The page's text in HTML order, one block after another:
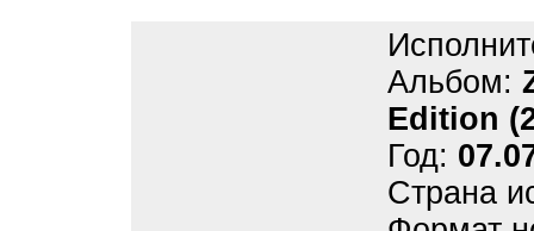
Альбом:
Edition
Год:
Страна